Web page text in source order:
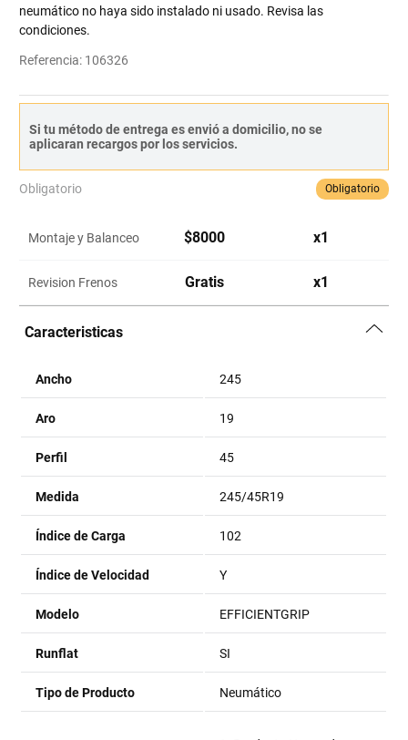
neumático no haya sido instalado ni usado. Revisa las
condiciones.
Referencia: 106326
Si tu método de entrega es envió a domicilio, no se
aplicaran recargos por los servicios.
Obligatorio Obligatorio
Montaje y Balanceo $8000 x1
Revision Frenos Gratis x1
Caracteristicas
Ancho 245
Aro 19
Perfil 45
Medida 245/45R19
Índice de Carga 102
Índice de Velocidad Y
Modelo EFFICIENTGRIP
Runflat SI
Tipo de Producto Neumático